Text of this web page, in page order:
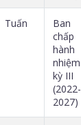
Tuấn
Ban
chấp
hành
nhiệm
kỳ III
(2022-
2027)